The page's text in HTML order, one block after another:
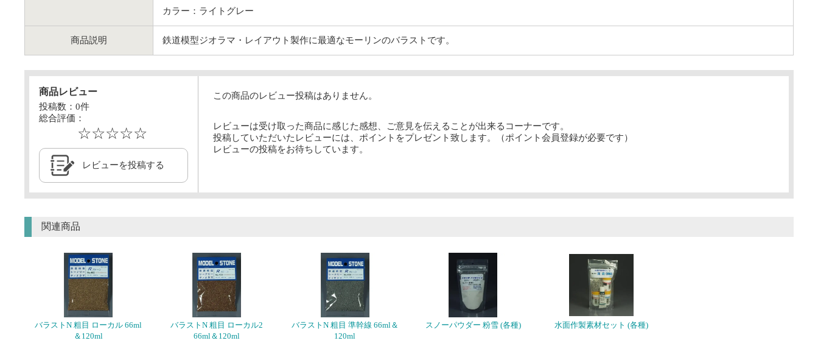
カラー：ライトグレー
商品説明 鉄道模型ジオラマ・レイアウト製作に最適なモーリンのバラストです。
商品レビュー
投稿数： 0件
総合評価：
☆☆☆☆☆
レビューを投稿する
この商品のレビュー投稿はありません。
レビューは受け取った商品に感じた感想、ご意見を伝えることが出来るコーナーです。
投稿していただいたレビューには、ポイントをプレゼント致します。（ポイント会員登録が必要です）
レビューの投稿をお待ちしています。
関連商品
バラストN 粗目 ローカル 66ml
＆120ml
バラストN 粗目 ローカル2
66ml＆120ml
バラストN 粗目 準幹線 66ml＆
120ml
スノーパウダー 粉雪 (各種) 水面作製素材セット (各種)